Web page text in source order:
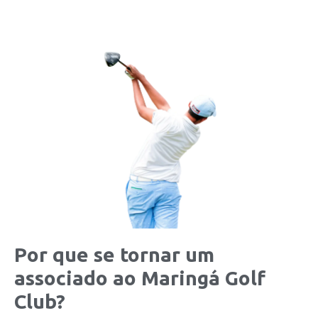
Por que se tornar um
associado ao Maringá Golf
Club?